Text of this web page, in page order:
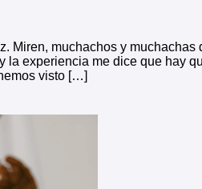
Miren, muchachos y
la experiencia me dice que hay
visto […]